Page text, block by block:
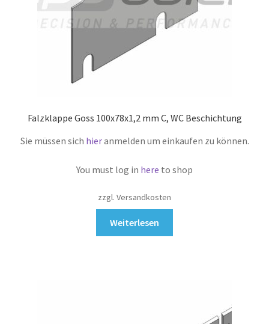
Falzklappe Goss 100x78x1,2 mm C, WC Beschichtung
Sie müssen sich hieranmelden um einkaufen zu können.
You must log in here to shop
zzgl. Versandkosten
Weiterlesen